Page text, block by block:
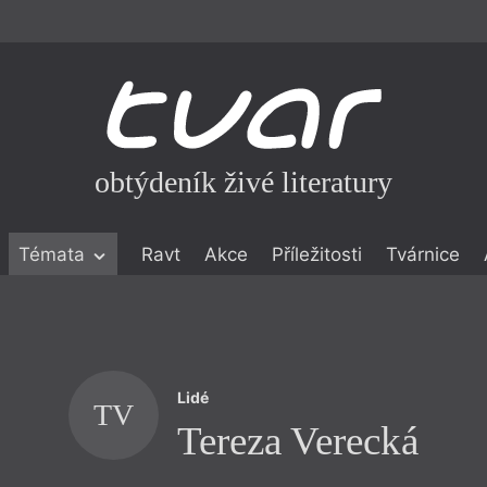
obtýdeník živé literatury
Témata Ravt Akce Příležitosti Tvárnice
TV Lidé
Tereza Verecká